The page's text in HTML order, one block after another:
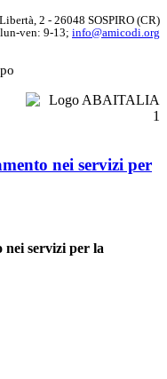
2 - 26048 SOSPIRO (CR)
ven: 9-13; info@amicodi.org
nei servizi per
nei servizi per la